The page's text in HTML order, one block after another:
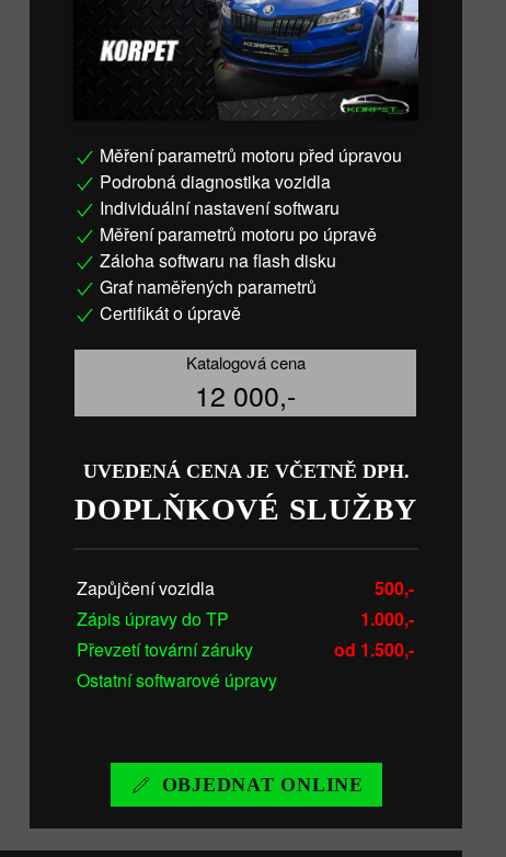
Měření parametrů motoru před úpravou
Podrobná diagnostika vozidla
Individuální nastavení softwaru
Měření parametrů motoru po úpravě
Záloha softwaru na flash disku
Graf naměřených parametrů
Certifikát o úpravě
Katalogová cena
12 000,-
UVEDENÁ CENA JE VČETNĚ DPH.
DOPLŇKOVÉ SLUŽBY
Zapůjčení vozidla
500,-
Zápis úpravy do TP
1.000,-
Převzetí tovární záruky
od 1.500,-
Ostatní softwarové úpravy
OBJEDNAT ONLINE